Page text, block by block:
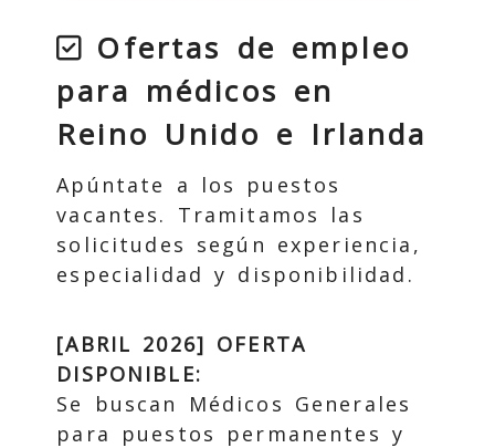
Ofertas de empleo
para médicos en
Reino Unido e Irlanda
Apúntate a los puestos
vacantes. Tramitamos las
solicitudes según experiencia,
especialidad y disponibilidad.
[ABRIL 2026] OFERTA
DISPONIBLE:
Se buscan Médicos Generales
para puestos permanentes y